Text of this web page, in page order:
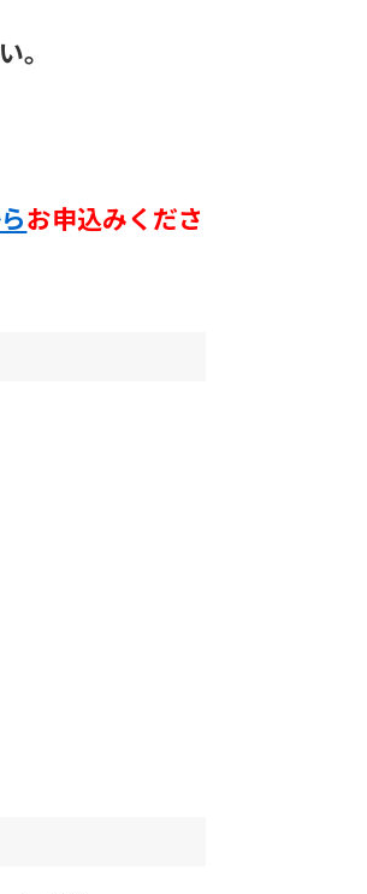
。
お申込みくださ